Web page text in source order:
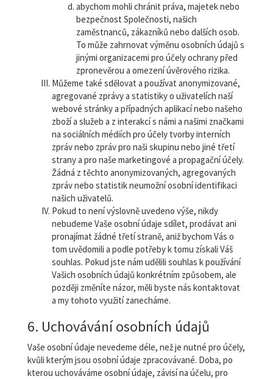
abychom mohli chránit práva, majetek nebo
bezpečnost Společnosti, našich
zaměstnanců, zákazníků nebo dalších osob.
To může zahrnovat výměnu osobních údajů s
jinými organizacemi pro účely ochrany před
zpronevěrou a omezení úvěrového rizika.
Můžeme také sdělovat a používat anonymizované,
agregované zprávy a statistiky o uživatelích naší
webové stránky a případných aplikací nebo našeho
zboží a služeb a z interakcí s námi a našimi značkami
na sociálních médiích pro účely tvorby interních
zpráv nebo zpráv pro naši skupinu nebo jiné třetí
strany a pro naše marketingové a propagační účely.
Žádná z těchto anonymizovaných, agregovaných
zpráv nebo statistik neumožní osobní identifikaci
našich uživatelů.
Pokud to není výslovně uvedeno výše, nikdy
nebudeme Vaše osobní údaje sdílet, prodávat ani
pronajímat žádné třetí straně, aniž bychom Vás o
tom uvědomili a podle potřeby k tomu získali Váš
souhlas. Pokud jste nám udělili souhlas k používání
Vašich osobních údajů konkrétním způsobem, ale
později změníte názor, měli byste nás kontaktovat
a my tohoto využití zanecháme.
6. Uchovávání osobních údajů
Vaše osobní údaje nevedeme déle, než je nutné pro účely,
kvůli kterým jsou osobní údaje zpracovávané. Doba, po
kterou uchováváme osobní údaje, závisí na účelu, pro